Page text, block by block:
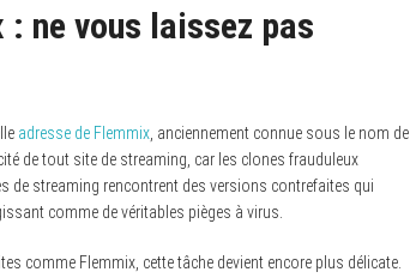
ne vous laissez pas
adresse de Flemmix, anciennement connue sous le nom de
de tout site de streaming, car les clones frauduleux
de streaming rencontrent des versions contrefaites qui
comme de véritables pièges à virus.
comme Flemmix, cette tâche devient encore plus délicate.